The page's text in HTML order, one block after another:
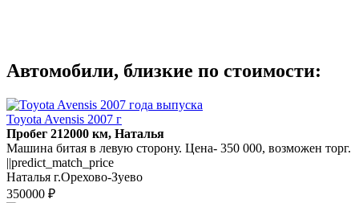
Автомобили, близкие по стоимости:
Toyota Avensis 2007 г
Пробег 212000 км, Наталья
Машина битая в левую сторону. Цена- 350 000, возможен торг.
||predict_match_price
Наталья г.Орехово-Зуево
350000 ₽